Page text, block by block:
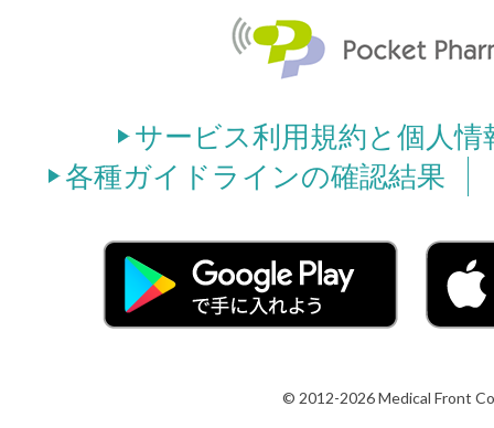
サービス利用規約と個人
各種ガイドラインの確認結果
© 2012-2026 Medical Front